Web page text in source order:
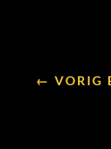
← VORIG